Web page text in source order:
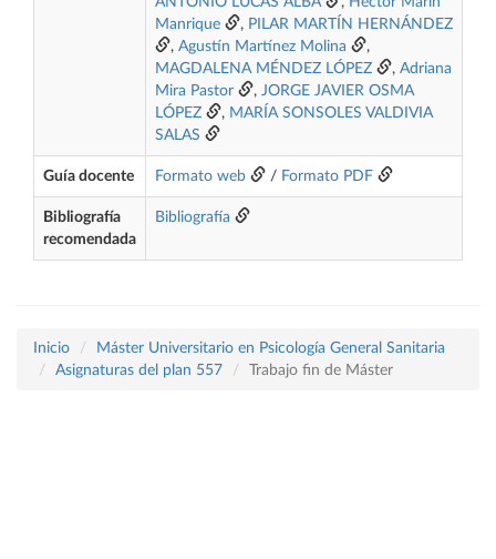
Manrique
, PILAR MARTÍN HERNÁNDEZ
, Agustín Martínez Molina
,
MAGDALENA MÉNDEZ LÓPEZ
, Adriana
Mira Pastor
, JORGE JAVIER OSMA
LÓPEZ
, MARÍA SONSOLES VALDIVIA
SALAS
Guía docente Formato web / Formato PDF
Bibliografía
recomendada
Bibliografía
Inicio
Máster Universitario en Psicología General Sanitaria
Asignaturas del plan 557
Trabajo fin de Máster